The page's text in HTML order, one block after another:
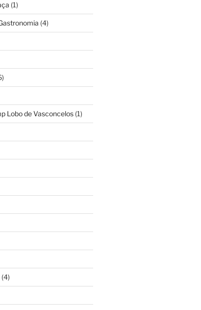
(1)
(4)
Lobo de Vasconcelos(1)
(4)